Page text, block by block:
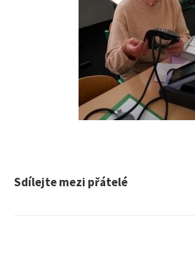
Sdílejte mezi přátelé